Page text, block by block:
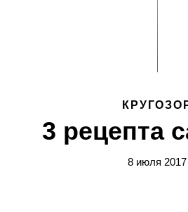
3 рецепта
8 июля 2017